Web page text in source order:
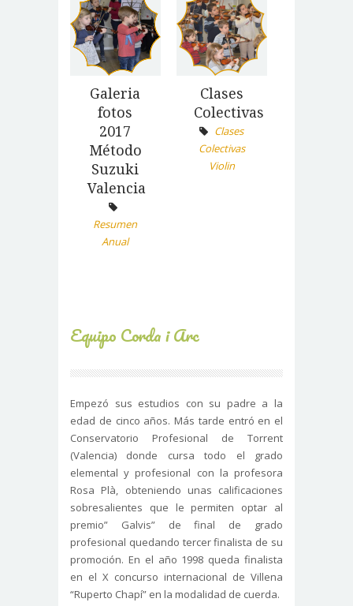
Galeria
fotos
2017
Método
Suzuki
Valencia
Resumen
Anual
Clases
Colectivas
Clases
Colectivas
Violin
Equipo Corda i Arc
Empezó sus estudios con su padre a la
edad de cinco años. Más tarde entró en el
Conservatorio Profesional de Torrent
(Valencia) donde cursa todo el grado
elemental y profesional con la profesora
Rosa Plà, obteniendo unas calificaciones
sobresalientes que le permiten optar al
premio” Galvis” de final de grado
profesional quedando tercer finalista de su
promoción. En el año 1998 queda finalista
en el X concurso internacional de Villena
“Ruperto Chapí” en la modalidad de cuerda.